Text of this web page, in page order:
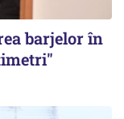
barjelor în